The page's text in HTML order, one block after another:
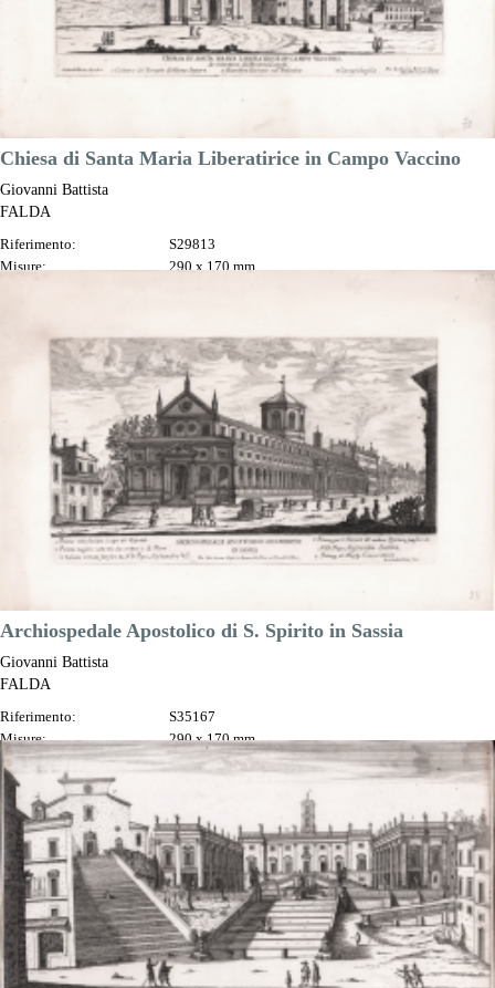
Chiesa di Santa Maria Liberatirice in Campo Vaccino
Giovanni Battista
FALDA
Riferimento:
S29813
Misure:
290 x 170 mm
Anteprima
DESCRIZIONE
Archiospedale Apostolico di S. Spirito in Sassia
Giovanni Battista
FALDA
Riferimento:
S35167
Misure:
290 x 170 mm
Anno:
1665 ca.
Luogo di Stampa:
Prezzo
150,00 €
Anteprima
DESCRIZIONE